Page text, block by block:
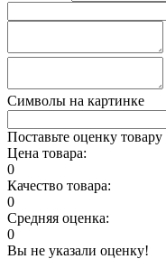
Символы на картинке
Поставьте оценку товару
Цена товара:
0
Качество товара:
0
Средняя оценка:
0
Вы не указали оценку!